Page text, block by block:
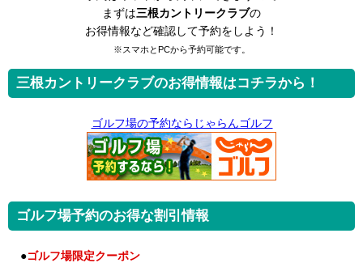
まずは三根カントリークラブの
お得情報など確認して予約をしよう！
※スマホとPCから予約可能です。
三根カントリークラブのお得情報はコチラから！
ゴルフ場の予約ならじゃらんゴルフ
ゴルフ場予約のお得な割引情報
●ゴルフ場限定クーポン